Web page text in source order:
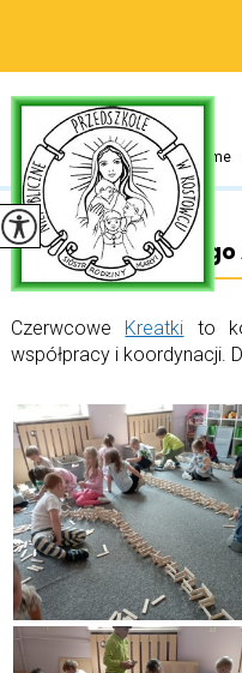
Jesteś tutaj:Home
Warsztaty
Czerwcowe Kreatki to
współpracy i koordynacji.